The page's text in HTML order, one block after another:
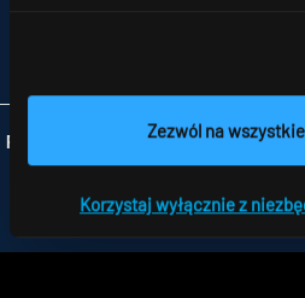
Zezwól na
Korzystaj wyłącznie z
Folgen Sie uns: